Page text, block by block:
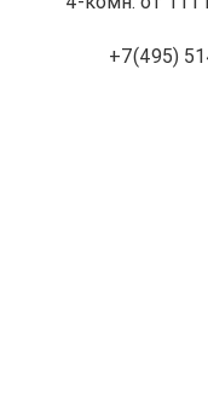
+7(495)